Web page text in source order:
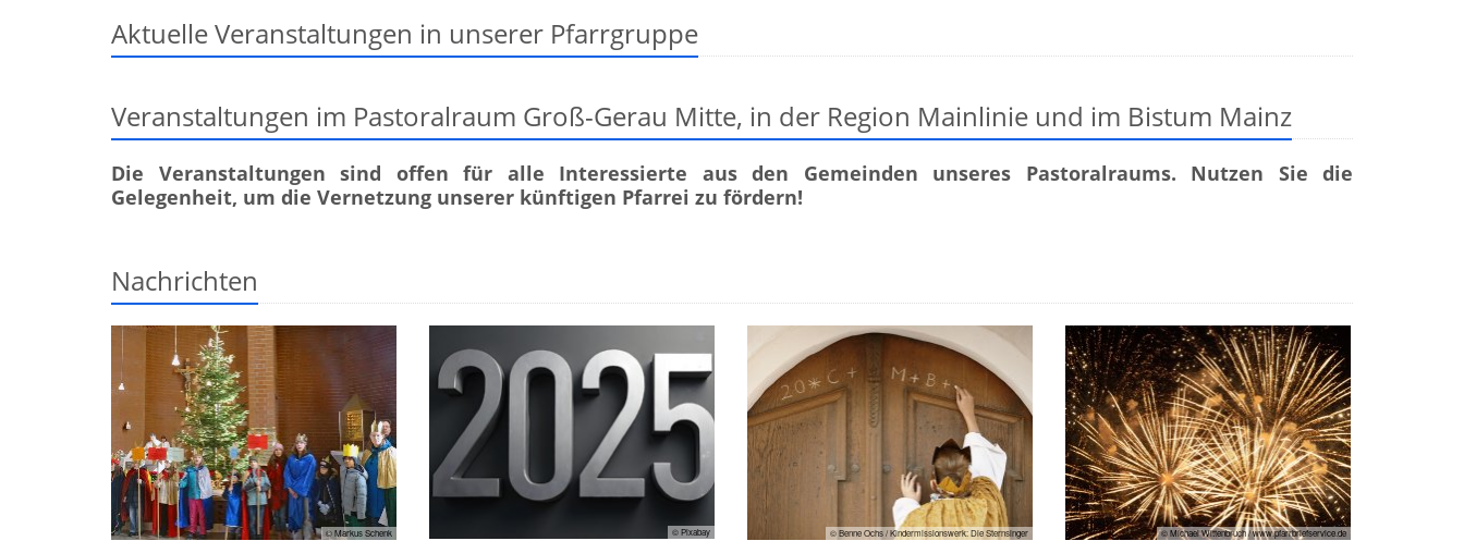
Aktuelle Veranstaltungen in unserer Pfarrgruppe
Veranstaltungen im Pastoralraum Groß-Gerau Mitte, in der Region Mainlinie und im Bistum Mainz
Die Veranstaltungen sind offen für alle Interessierte aus den Gemeinden unseres Pastoralraums. Nutzen Sie die
Gelegenheit, um die Vernetzung unserer künftigen Pfarrei zu fördern!
Nachrichten
© Markus Schenk © Pixabay © Benne Ochs / Kindermissionswerk: Die Sternsinger © Michael Wittenbruch / www.pfarrbriefservice.de